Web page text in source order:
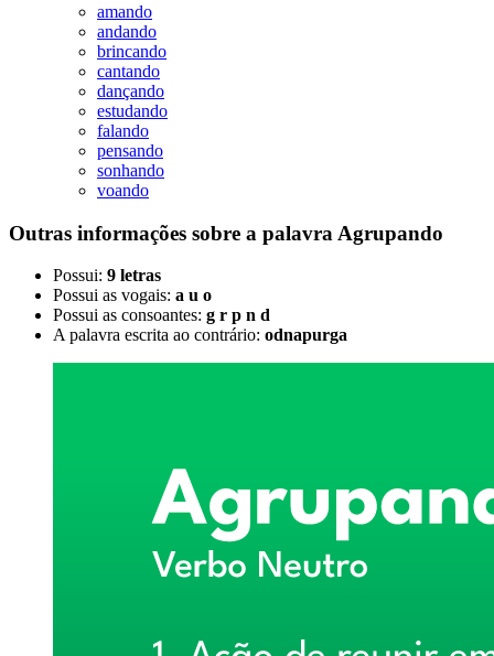
amando
andando
brincando
cantando
dançando
estudando
falando
pensando
sonhando
voando
Outras informações sobre a palavra Agrupando
Possui: 9 letras
Possui as vogais: a u o
Possui as consoantes: g r p n d
A palavra escrita ao contrário: odnapurga